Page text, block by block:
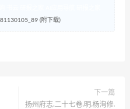
(附下载)
下一篇
扬州府志.二十七卷.明.杨洵修.